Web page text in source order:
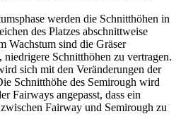
werden die Schnitthöhen in
des Platzes abschnittweise
Wachstum sind die Gräser
Schnitthöhen zu vertragen.
sich mit den Veränderungen der
Schnitthöhe des Semirough wird
Fairways angepasst, dass ein
Fairway und Semirough zu